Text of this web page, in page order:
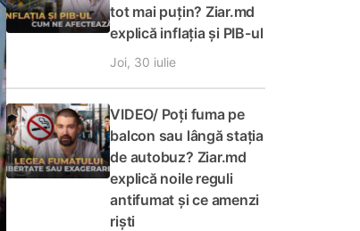
tot mai puțin? Ziar.md
explică inflația și PIB-ul
Joi, 30 iulie
VIDEO/ Poți fuma pe
balcon sau lângă stația
de autobuz? Ziar.md
explică noile reguli
antifumat și ce amenzi
riști